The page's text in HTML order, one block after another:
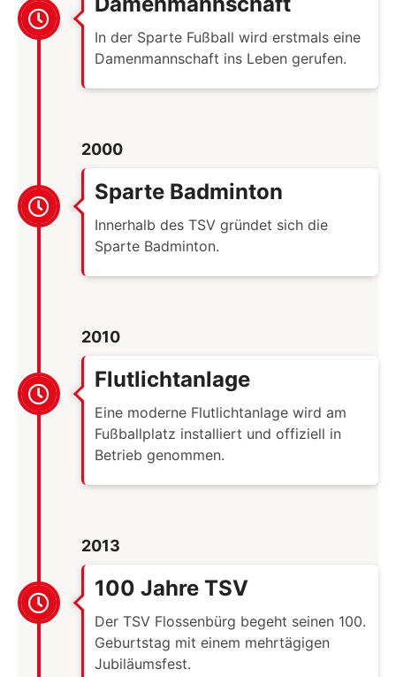
In der Sparte Fußball wird erstmals eine
Damenmannschaft ins Leben gerufen.
2000
Sparte Badminton
Innerhalb des TSV gründet sich die
Sparte Badminton.
2010
Flutlichtanlage
Eine moderne Flutlichtanlage wird am
Fußballplatz installiert und offiziell in
Betrieb genommen.
2013
100 Jahre TSV
Der TSV Flossenbürg begeht seinen 100.
Geburtstag mit einem mehrtägigen
Jubiläumsfest.